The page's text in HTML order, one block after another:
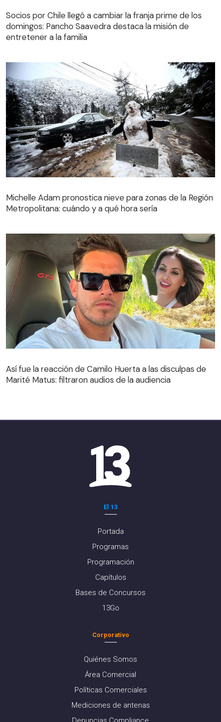
Socios por Chile llegó a cambiar la franja prime de los
domingos: Pancho Saavedra destaca la misión de
entretener a la familia
Metropolitana: cuándo y a qué hora sería
Michelle Adam pronostica nieve para zonas de la Región
Metropolitana: cuándo y a qué hora sería
Así fue la reacción de Camilo Huerta a las disculpas de
Marité Matus: filtraron audios de la audiencia
El 13
Portada
Programas
Programación
Capítulos
Bases de Concursos
13Go
Corporativo
Quiénes Somos
Área Comercial
Políticas Comerciales
Mediciones de antenas